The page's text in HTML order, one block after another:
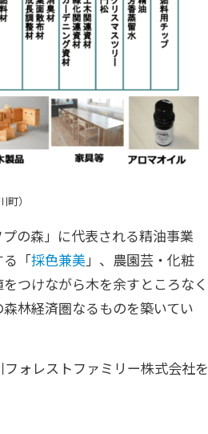
）
の森」に代表される精油事業
る「採色兼美 」、農園芸・化粧
つけながら木を余すところなく
林経済圏なるものを築いてい
ォレストファミリー株式会社を